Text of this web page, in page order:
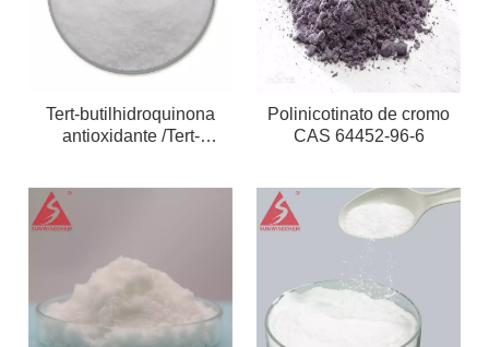
Tert-butilhidroquinona
antioxidante /Tert-
industria del caucho
Polinicotinato de cromo
CAS 64452-96-6